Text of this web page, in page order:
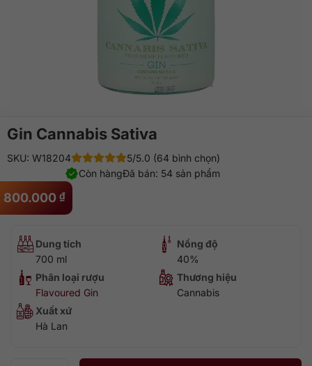
Gin Cannabis Sativa
800.000 ₫
SKU: W18204
5/5.0 (64 bình chọn)
Đã bán: 54 sản phẩm
Còn hàng
Dung tích
700 ml
Nồng độ
40%
Phân loại rượu
Flavoured Gin
Thương hiệu
Cannabis
Xuất xứ
Hà Lan